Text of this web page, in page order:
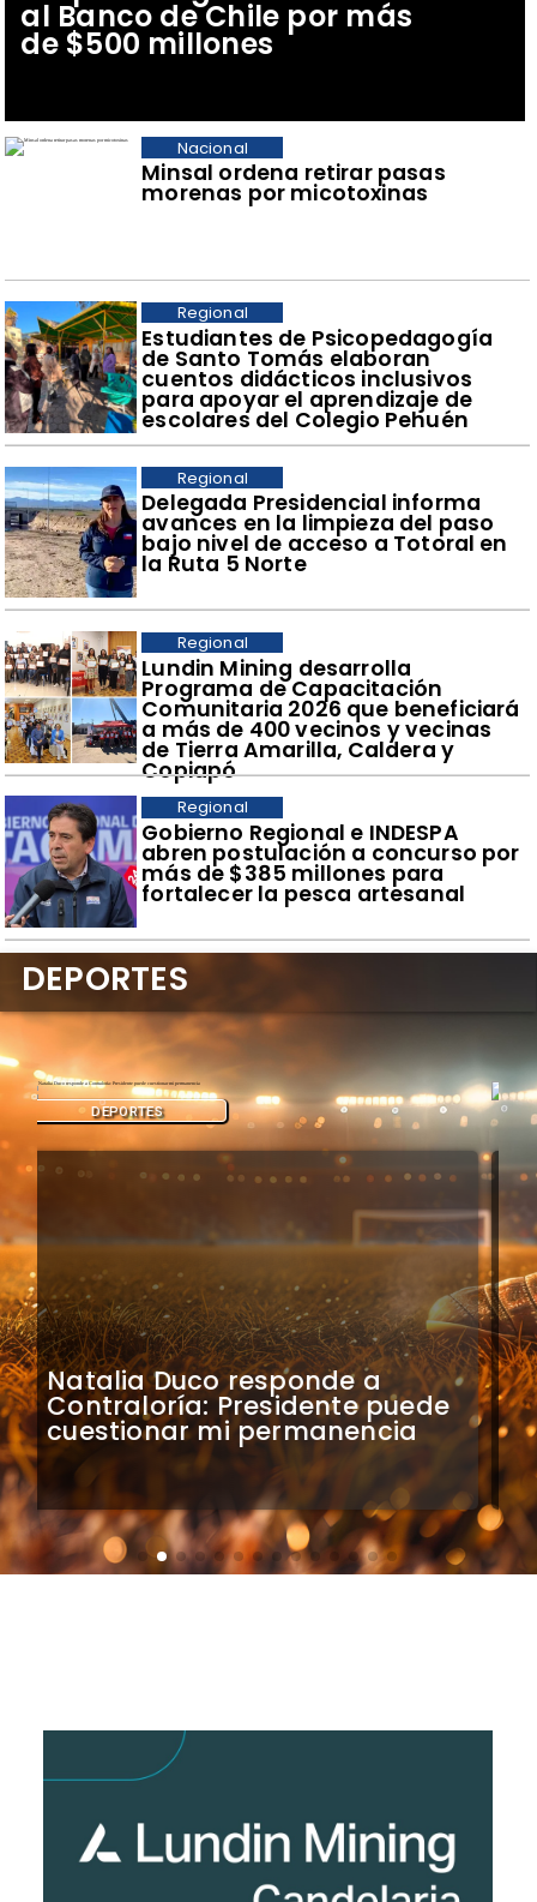
Minsal ordena retirar pasas
morenas por micotoxinas
Nacional
​Estudiantes de Psicopedagogía
de Santo Tomás elaboran
cuentos didácticos inclusivos
para apoyar el aprendizaje de
escolares del Colegio Pehuén
Regional
​Delegada Presidencial informa
avances en la limpieza del paso
bajo nivel de acceso a Totoral en
la Ruta 5 Norte
Regional
​Lundin Mining desarrolla
Programa de Capacitación
Comunitaria 2026 que beneficiará
a más de 400 vecinos y vecinas
de Tierra Amarilla, Caldera y
Copiapó
Regional
​Gobierno Regional e INDESPA
abren postulación a concurso por
más de $385 millones para
fortalecer la pesca artesanal
Regional
al Banco de Chile por más
de $500 millones
Colo Colo confirma artistas
para bienvenida a Vozinha en
el Monumental
DEPORTES
DEPORTES